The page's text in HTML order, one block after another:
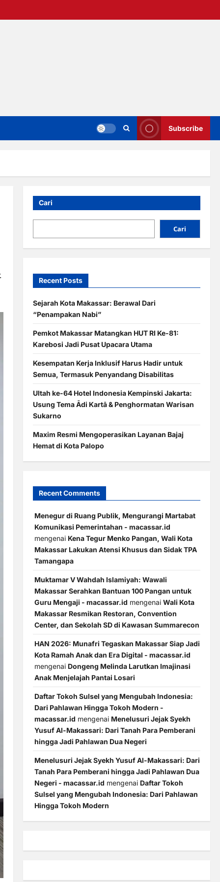
Subscribe
Cari
Cari
Recent Posts
Sejarah Kota Makassar: Berawal Dari
“Penampakan Nabi”
Pemkot Makassar Matangkan HUT RI Ke-81:
Karebosi Jadi Pusat Upacara Utama
Kesempatan Kerja Inklusif Harus Hadir untuk
Semua, Termasuk Penyandang Disabilitas
Ultah ke-64 Hotel Indonesia Kempinski Jakarta:
Usung Tema Ādi Kartā & Penghormatan Warisan
Sukarno
Maxim Resmi Mengoperasikan Layanan Bajaj
Hemat di Kota Palopo
Recent Comments
Menegur di Ruang Publik, Mengurangi Martabat
Komunikasi Pemerintahan - macassar.id
mengenai Kena Tegur Menko Pangan, Wali Kota
Makassar Lakukan Atensi Khusus dan Sidak TPA
Tamangapa
Muktamar V Wahdah Islamiyah: Wawali
Makassar Serahkan Bantuan 100 Pangan untuk
Guru Mengaji - macassar.id mengenai Wali Kota
Makassar Resmikan Restoran, Convention
Center, dan Sekolah SD di Kawasan Summarecon
HAN 2026: Munafri Tegaskan Makassar Siap Jadi
Kota Ramah Anak dan Era Digital - macassar.id
mengenai Dongeng Melinda Larutkan Imajinasi
Anak Menjelajah Pantai Losari
Daftar Tokoh Sulsel yang Mengubah Indonesia:
Dari Pahlawan Hingga Tokoh Modern -
macassar.id mengenai Menelusuri Jejak Syekh
Yusuf Al-Makassari: Dari Tanah Para Pemberani
hingga Jadi Pahlawan Dua Negeri
Menelusuri Jejak Syekh Yusuf Al-Makassari: Dari
Tanah Para Pemberani hingga Jadi Pahlawan Dua
Negeri - macassar.id mengenai Daftar Tokoh
Sulsel yang Mengubah Indonesia: Dari Pahlawan
Hingga Tokoh Modern